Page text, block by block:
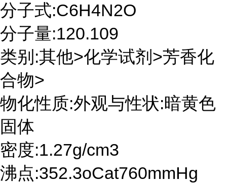
分子式:C6H4N2O
分子量:120.109
类别:其他>化学试剂>芳香化
合物>
物化性质:外观与性状:暗黄色
固体
密度:1.27g/cm3
沸点:352.3oCat760mmHg